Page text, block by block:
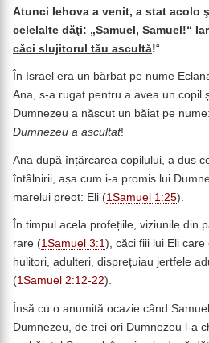
Atunci Iehova a venit, a stat acolo
celelalte dăţi: „Samuel, Samuel!“
căci slujitorul tău ascultă!“
În Israel era un bărbat pe nume
Ana, s-a rugat pentru a avea un copil
Dumnezeu a născut un băiat pe
Dumnezeu a ascultat!
Ana după înțărcarea copilului, a dus
întâlnirii, așa cum i-a promis lui
marelui preot: Eli (1Samuel 1:25).
În timpul acela profețiile, viziunile din
rare (1Samuel 3:1), căci fiii lui Eli
hulitori, adulteri, disprețuiau jertfele
(1Samuel 2:12-22).
Însă cu o anumită ocazie când
Dumnezeu, de trei ori Dumnezeu l-a